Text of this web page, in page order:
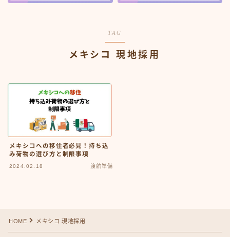
TAG
メキシコ 現地採用
メキシコへの移住者必見！持ち込
み荷物の選び方と制限事項
2024.02.18 渡航準備
HOME メキシコ 現地採用